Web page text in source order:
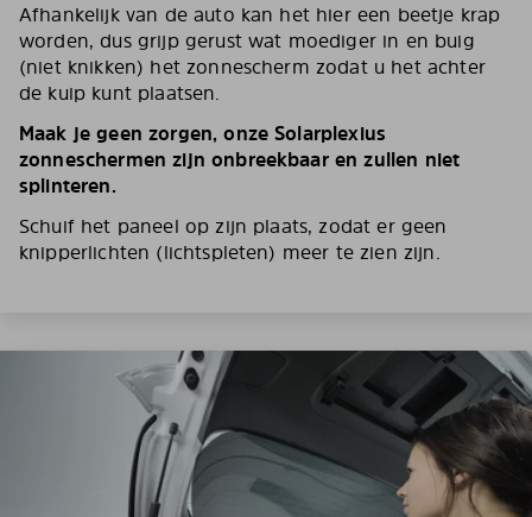
Afhankelijk van de auto kan het hier een beetje krap
worden, dus grijp gerust wat moediger in en buig
(niet knikken) het zonnescherm zodat u het achter
de kuip kunt plaatsen.
Maak je geen zorgen, onze Solarplexius
zonneschermen zijn onbreekbaar en zullen niet
splinteren.
Schuif het paneel op zijn plaats, zodat er geen
knipperlichten (lichtspleten) meer te zien zijn.